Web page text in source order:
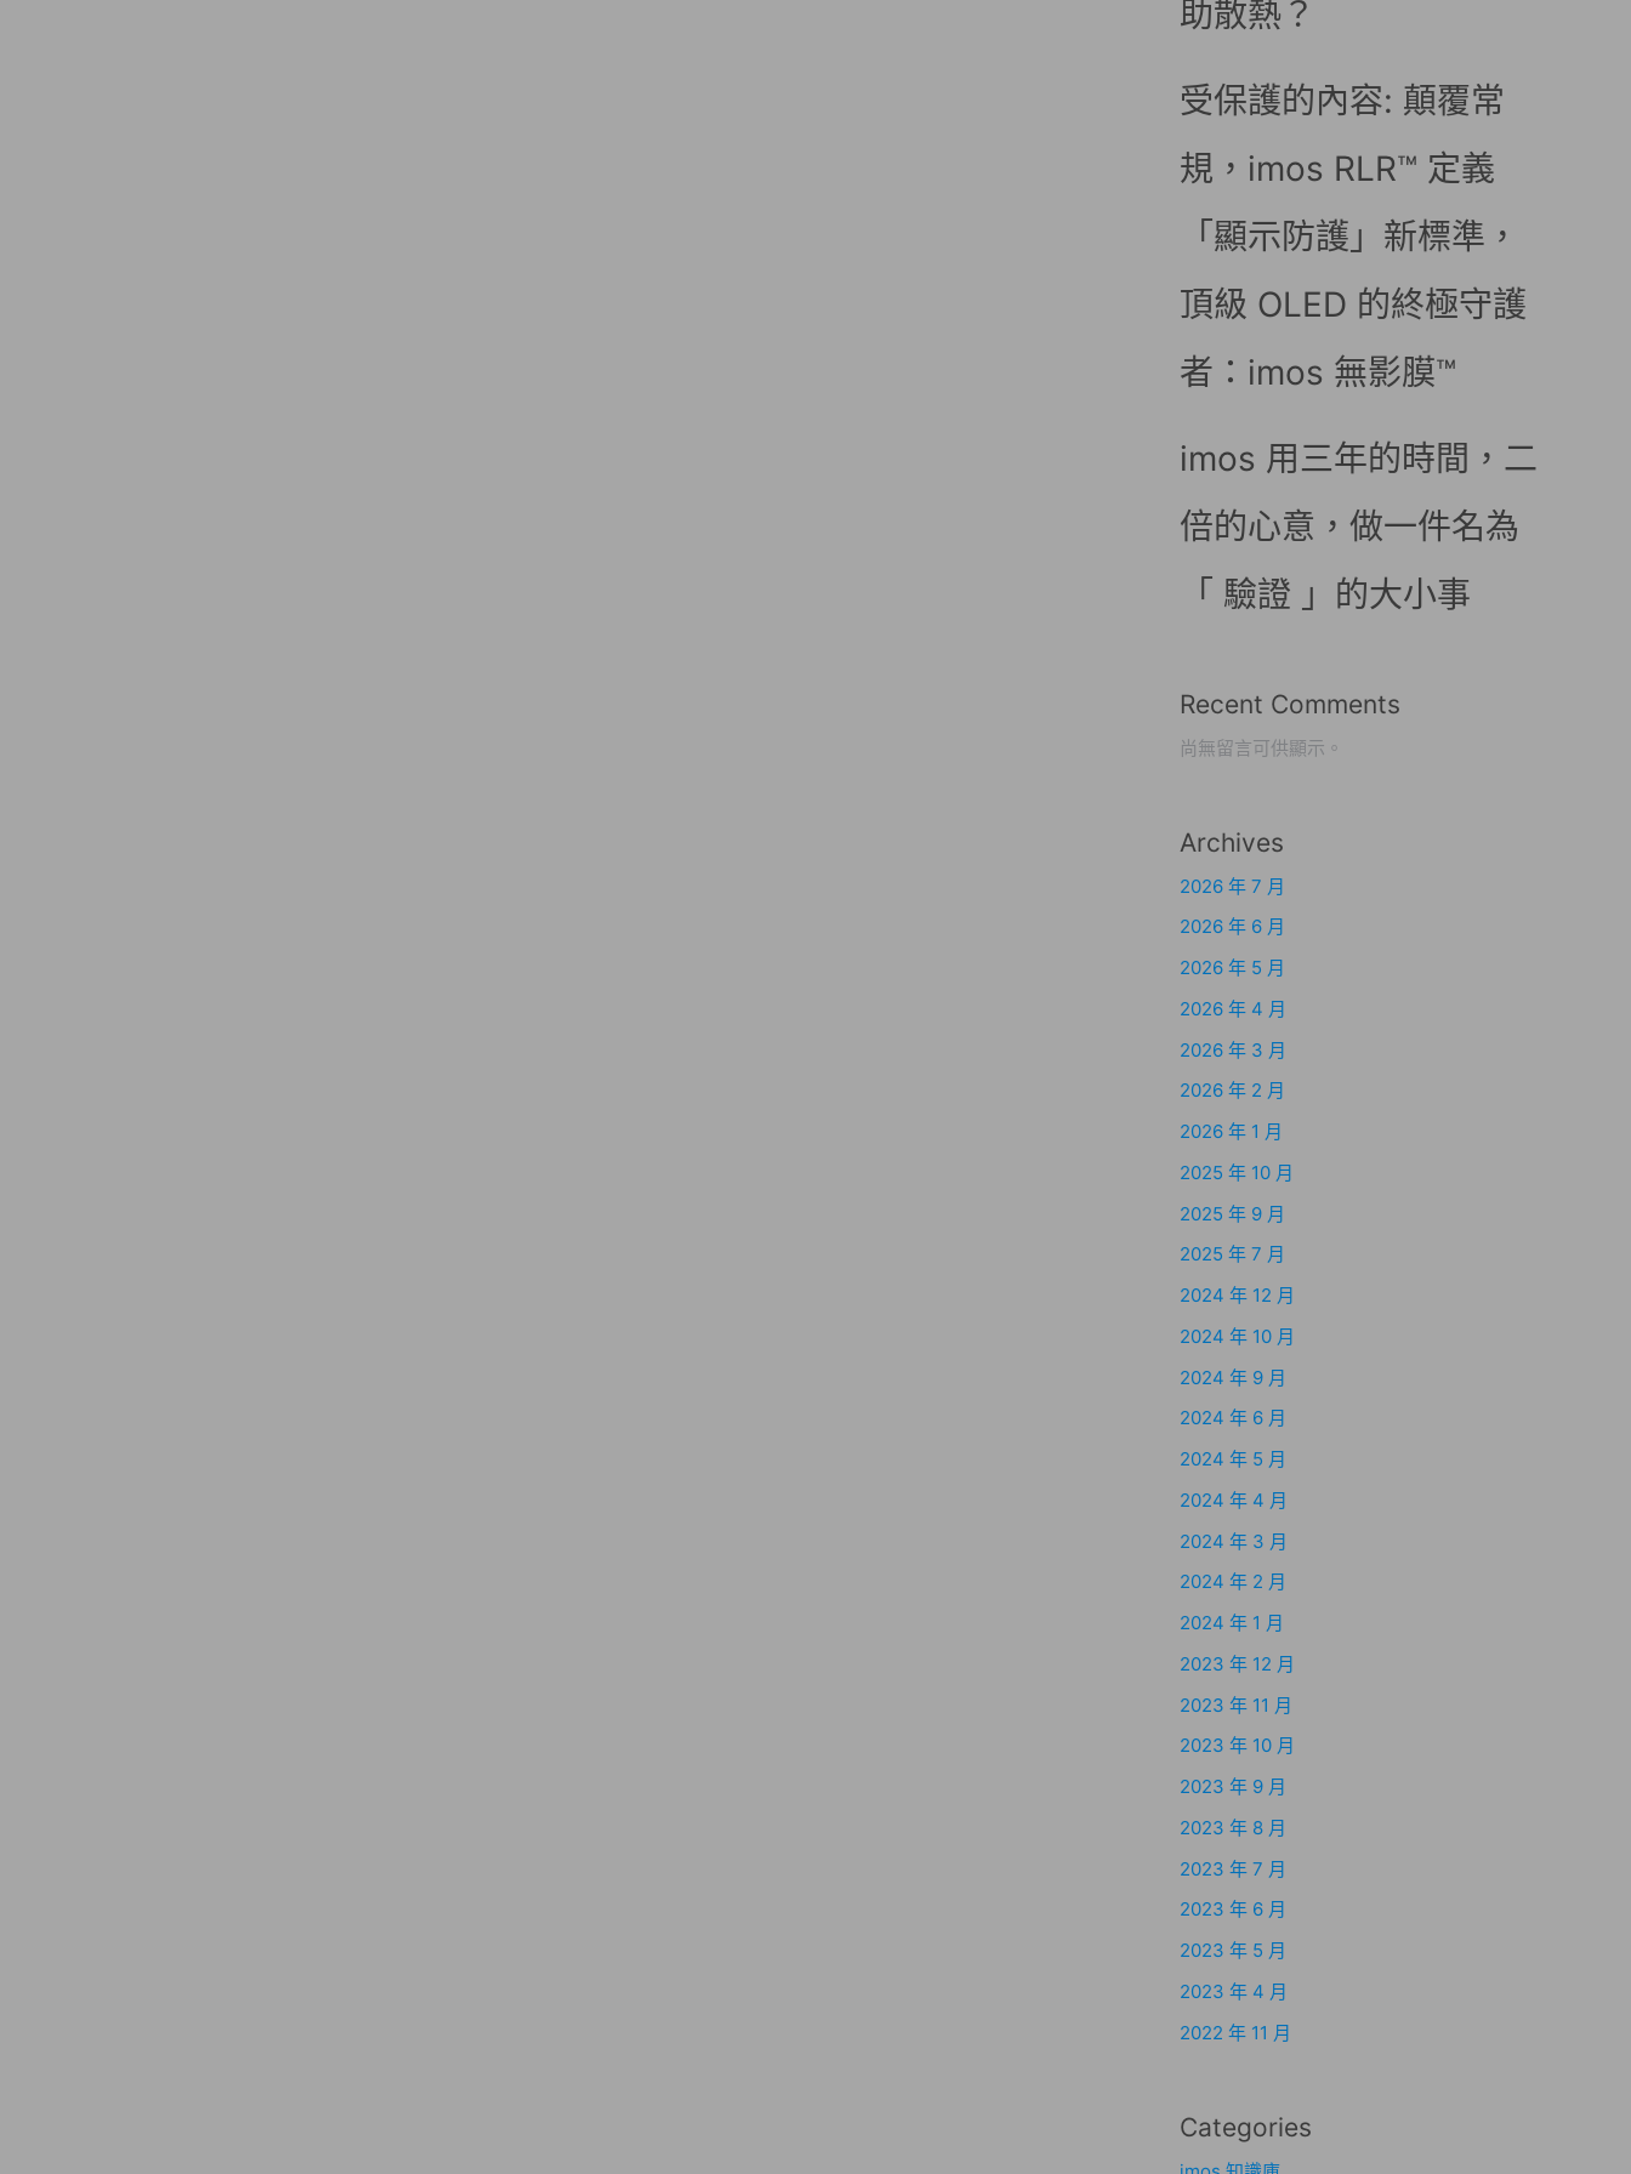
助散熱？
受保護的內容: 顛覆常
規，imos RLR™ 定義
「顯示防護」新標準，
頂級 OLED 的終極守護
者：imos 無影膜™
imos 用三年的時間，二
倍的心意，做一件名為
「 驗證 」的大小事
Recent Comments
尚無留言可供顯示。
Archives
2026 年 7 月
2026 年 6 月
2026 年 5 月
2026 年 4 月
2026 年 3 月
2026 年 2 月
2026 年 1 月
2025 年 10 月
2025 年 9 月
2025 年 7 月
2024 年 12 月
2024 年 10 月
2024 年 9 月
2024 年 6 月
2024 年 5 月
2024 年 4 月
2024 年 3 月
2024 年 2 月
2024 年 1 月
2023 年 12 月
2023 年 11 月
2023 年 10 月
2023 年 9 月
2023 年 8 月
2023 年 7 月
2023 年 6 月
2023 年 5 月
2023 年 4 月
2022 年 11 月
Categories